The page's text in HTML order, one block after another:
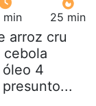
min 25 min
arroz cru
cebola
4